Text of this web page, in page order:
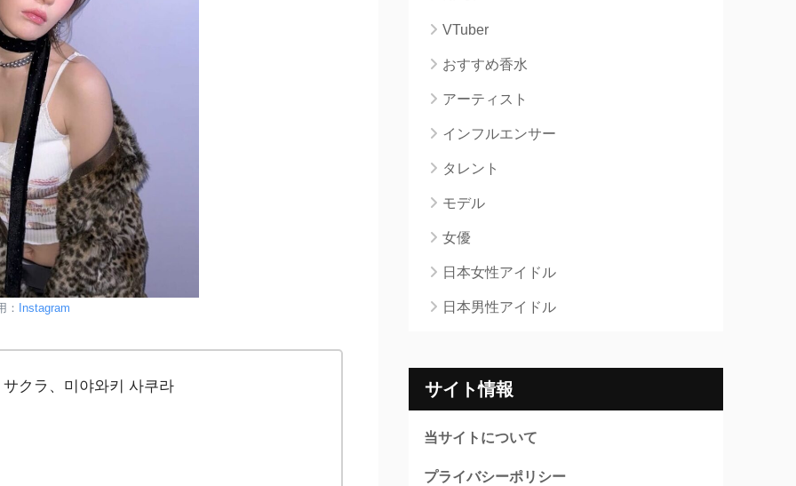
： Instagram
クラ、미야와키 사쿠라
VTuber
おすすめ香水
アーティスト
インフルエンサー
タレント
モデル
女優
日本女性アイドル
日本男性アイドル
サイト情報
当サイトについて
プライバシーポリシー